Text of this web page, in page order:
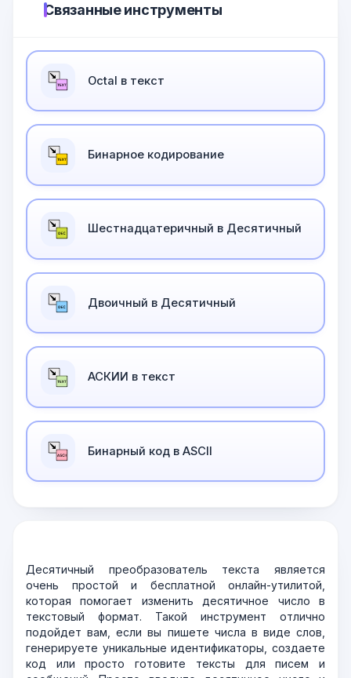
Связанные инструменты
Оctal в текст
Бинарное кодирование
Шестнадцатеричный в Десятичный
Двоичный в Десятичный
АСКИИ в текст
Бинарный код в ASCII
Десятичный преобразователь текста является
очень простой и бесплатной онлайн-утилитой,
которая помогает изменить десятичное число в
текстовый формат. Такой инструмент отлично
подойдет вам, если вы пишете числа в виде слов,
генерируете уникальные идентификаторы, создаете
код или просто готовите тексты для писем и